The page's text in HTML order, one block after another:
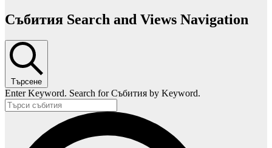
Събития Search and Views Navigation
Търсене
Enter Keyword. Search for Събития by Keyword.